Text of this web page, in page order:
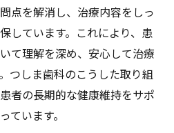
点を解消し、治療内容をしっ
しています。これにより、患
て理解を深め、安心して治療
つしま歯科のこうした取り組
者の長期的な健康維持をサポ
ています。